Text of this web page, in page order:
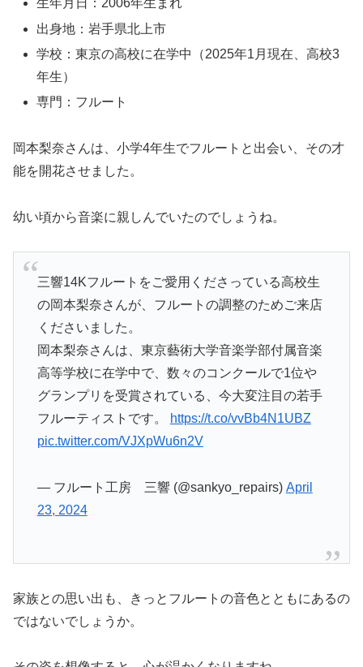
生年月日：2006年生まれ
出身地：岩手県北上市
学校：東京の高校に在学中（2025年1月現在、高校3
年生）
専門：フルート
岡本梨奈さんは、小学4年生でフルートと出会い、その才
能を開花させました。
幼い頃から音楽に親しんでいたのでしょうね。
三響14Kフルートをご愛用くださっている高校生
の岡本梨奈さんが、フルートの調整のためご来店
くださいました。
岡本梨奈さんは、東京藝術大学音楽学部付属音楽
高等学校に在学中で、数々のコンクールで1位や
グランプリを受賞されている、今大変注目の若手
フルーティストです。
https://t.co/vvBb4N1UBZ
pic.twitter.com/VJXpWu6n2V
— フルート工房 三響 (@sankyo_repairs) April
23, 2024
家族との思い出も、きっとフルートの音色とともにあるの
ではないでしょうか。